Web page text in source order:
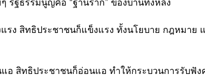
รง สิทธิประชาชนก็แข็งแรง ทั้งนโยบาย กฎหมาย
อ สิทธิประชาชนก็อ่อนแอ ทำให้กระบวนการรับฟัง